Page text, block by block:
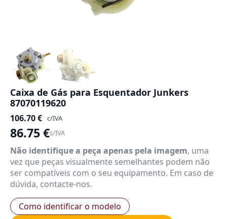
Caixa de Gás para Esquentador Junkers
87070119620
106.70€ c/IVA
86.75€s/IVA
Não identifique a peça apenas pela imagem, uma
vez que peças visualmente semelhantes podem não
ser compatíveis com o seu equipamento. Em caso de
dúvida, contacte-nos.
Como identificar o modelo